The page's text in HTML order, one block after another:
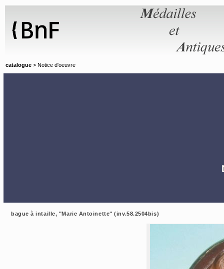
catalogue > Notice d'oeuvre
bague à intaille, "Marie Antoinette" (inv.58.2504bis)